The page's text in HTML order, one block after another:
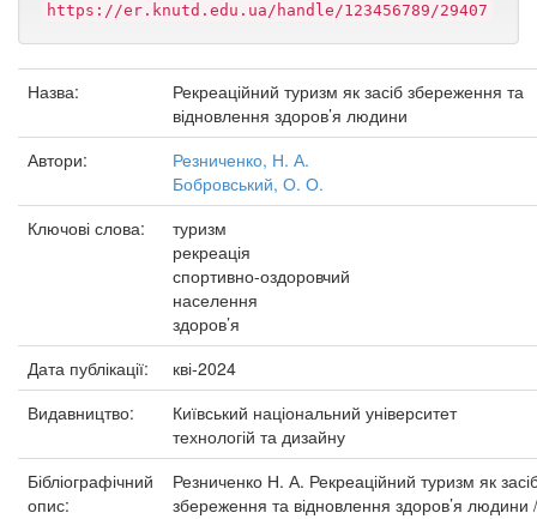
https://er.knutd.edu.ua/handle/123456789/29407
Назва:
Рекреаційний туризм як засіб збереження та
відновлення здоров’я людини
Автори:
Резниченко, Н. А.
Бобровський, О. О.
Ключові слова:
туризм
рекреація
спортивно-оздоровчий
населення
здоров’я
Дата публікації:
кві-2024
Видавництво:
Київський національний університет
технологій та дизайну
Бібліографічний
опис:
Резниченко Н. А. Рекреаційний туризм як
збереження та відновлення здоров’я людини /